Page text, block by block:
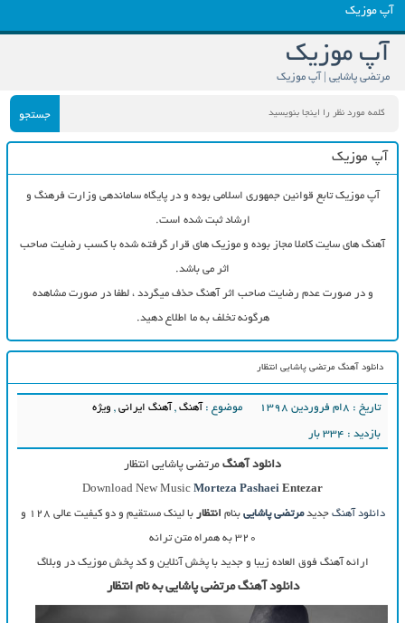
آپ موزیک
آپ موزیک
مرتضی پاشایی | آپ موزیک
جستجو
آپ موزیک
آپ موزیک تابع قوانین جمهوری اسلامی بوده و در پایگاه ساماندهی وزارت فرهنگ و
ارشاد ثبت شده است.
آهنگ های سایت کاملا مجاز بوده و موزیک های قرار گرفته شده با کسب رضایت صاحب
اثر می باشد.
و در صورت عدم رضایت صاحب اثر آهنگ حذف میگردد ، لطفا در صورت مشاهده
هرگونه تخلف به ما اطلاع دهید.
دانلود آهنگ مرتضی پاشایی انتظار
تاریخ : ۸ام فروردین ۱۳۹۸ موضوع : آهنگ, آهنگ ایرانی, ویژه
بازدید : 334 بار
دانلود آهنگ مرتضی پاشایی انتظار
Download New Music Morteza Pashaei Entezar
دانلود آهنگ جدیدمرتضی پاشاییبنام انتظار با لینک مستقیم و دو کیفیت عالی ۱۲۸ و
۳۲۰ به همراه متن ترانه
ارائه آهنگ فوق العاده زیبا و جدید با پخش آنلاین و کد پخش موزیک در وبلاگ
دانلود آهنگ مرتضی پاشایی به نام انتظار